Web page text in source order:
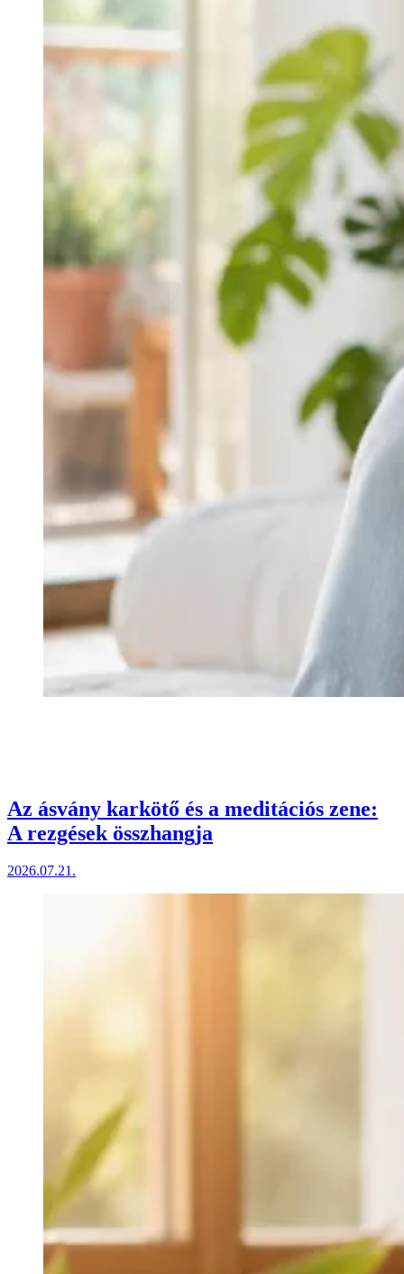
Az ásvány karkötő és a meditációs zene:
A rezgések összhangja
2026.07.21.